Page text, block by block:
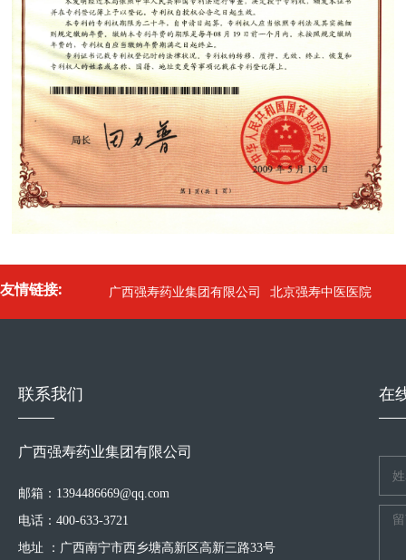
友情链接: 广西强寿药业集团有限公司 北京强寿中医医院
联系我们
广西强寿药业集团有限公司
邮箱：1394486669@qq.com
电话：400-633-3721
地址 ：广西南宁市西乡塘高新区高新三路33号
在